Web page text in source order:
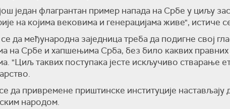
један флагрантан пример напада на Србе у циљу
на којима вековима и генерацијама живе", истиче
се да међународна заједница треба да подигне свој
на Србе и хапшењима Срба, без било каквих
"Циљ таквих поступака јесте искључиво стварање
да привремене приштинске институције
народом.